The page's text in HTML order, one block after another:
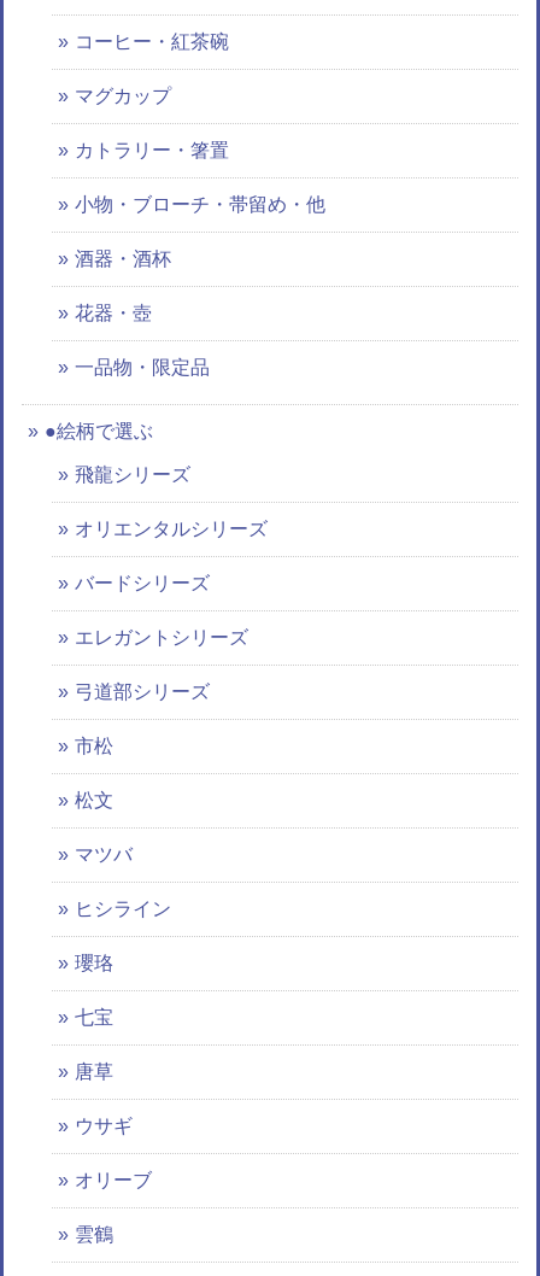
コーヒー・紅茶碗
マグカップ
カトラリー・箸置
小物・ブローチ・帯留め・他
酒器・酒杯
花器・壺
一品物・限定品
●絵柄で選ぶ
飛龍シリーズ
オリエンタルシリーズ
バードシリーズ
エレガントシリーズ
弓道部シリーズ
市松
松文
マツバ
ヒシライン
瓔珞
七宝
唐草
ウサギ
オリーブ
雲鶴